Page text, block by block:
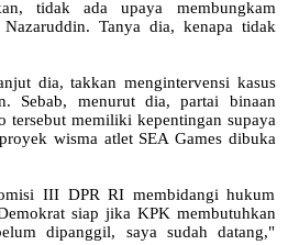
tidak ada upaya membungkam
Tanya dia, kenapa tidak
dia, takkan mengintervensi kasus
Sebab, menurut dia, partai binaan
tersebut memiliki kepentingan supaya
wisma atlet SEA Games dibuka
III DPR RI membidangi hukum
siap jika KPK membutuhkan
dipanggil, saya sudah datang,"